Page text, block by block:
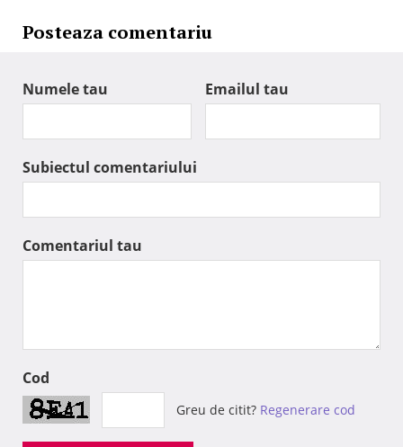
Posteaza comentariu
Numele tau Emailul tau
Subiectul comentariului
Comentariul tau
Cod
Greu de citit? Regenerare cod